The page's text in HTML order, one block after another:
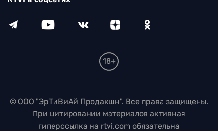
18+
© ООО "ЭрТиВиАй Продакшн". Все права защищены.
При цитировании материалов активная
гиперссылка на rtvi.com обязательна